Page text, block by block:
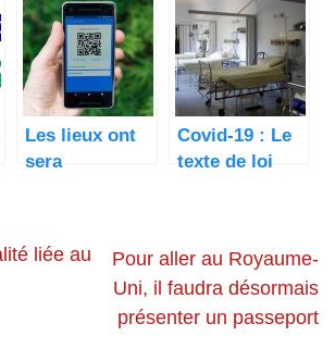
Les lieux ont
sera
Covid-19 : Le
texte de loi
liée au
Pour aller au Royaume-
Uni, il faudra désormais
présenter un passeport